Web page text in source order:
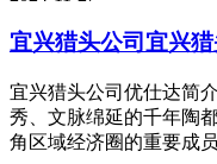
宜兴猎头公司宜兴
宜兴猎头公司优仕达简
秀、文脉绵延的千年陶
角区域经济圈的重要成